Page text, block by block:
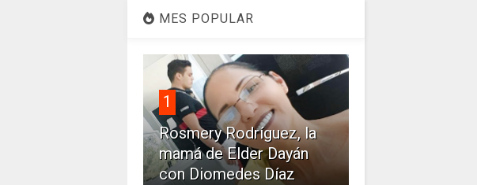
MES POPULAR
1
Rosmery Rodríguez, la
mamá de Elder Dayán
con Diomedes Díaz